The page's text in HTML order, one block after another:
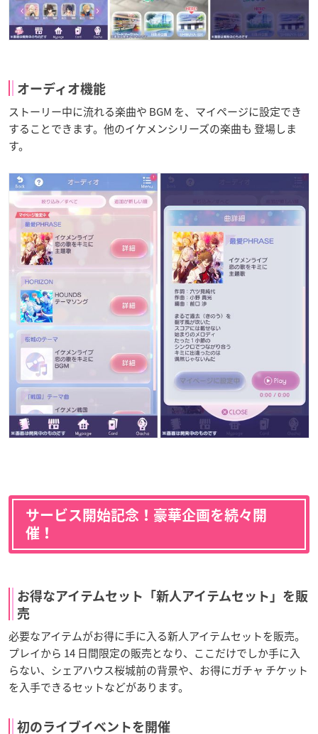
オーディオ機能
ストーリー中に流れる楽曲や BGM を、マイページに設定でき
することできます。他のイケメンシリーズの楽曲も 登場しま
す。
サービス開始記念！豪華企画を続々開
催！
お得なアイテムセット「新人アイテムセット」を販
売
必要なアイテムがお得に手に入る新人アイテムセットを販売。
プレイから 14 日間限定の販売となり、ここだけでしか手に入
らない、シェアハウス桜城前の背景や、お得にガチャ チケット
を入手できるセットなどがあります。
初のライブイベントを開催